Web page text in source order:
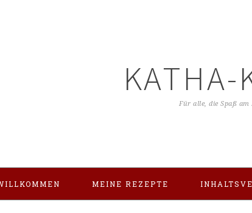
KATHA-
Für alle, die Spaß am
MEINE REZEPTE